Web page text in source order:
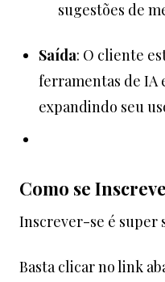
sugestões de
Saída: O cliente
ferramentas de IA
expandindo seu
Como se
Inscrever-se é super
Basta clicar no link